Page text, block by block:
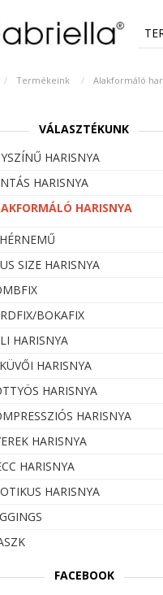
Termékeink Alakformáló
VÁLASZTÉKUNK
HARISNYA
HARISNYA
HARISNYA
SIZE HARISNYA
BOKAFIX
HARISNYA
HARISNYA
HARISNYA
HARISNYA
HARISNYA
HARISNYA
HARISNYA
FACEBOOK